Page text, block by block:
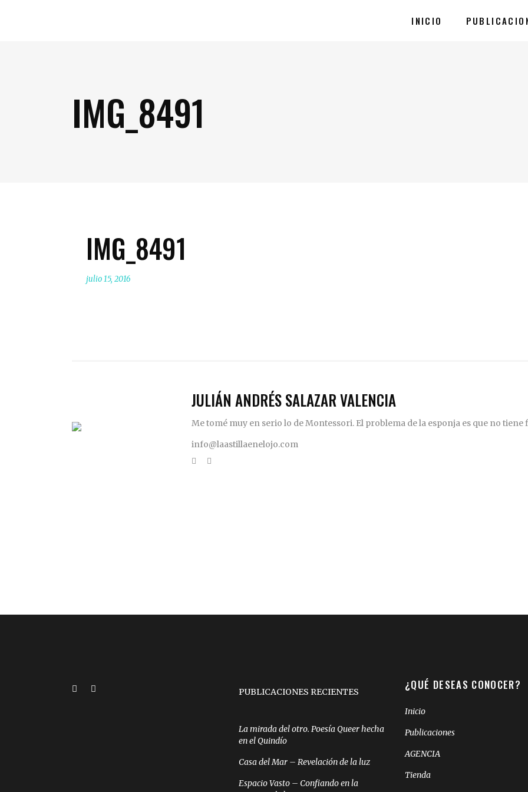
INICIO
IMG_8491
IMG_8491
julio 15, 2016
JULIÁN ANDRÉS SALAZAR VALENCIA
Me tomé muy en serio lo de Montessori. El problema de la esponja es que no tiene
info@laastillaenelojo.com
PUBLICACIONES RECIENTES
La mirada del otro. Poesía Queer hecha
en el Quindío
Casa del Mar – Revelación de la luz
Espacio Vasto – Confiando en la
¿QUÉ DESEAS CONOCER?
Inicio
Publicaciones
AGENCIA
Tienda